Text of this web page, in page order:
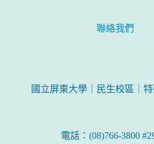
聯絡我們
國立屏東大學｜民生校區｜
電話：(08)766-3800